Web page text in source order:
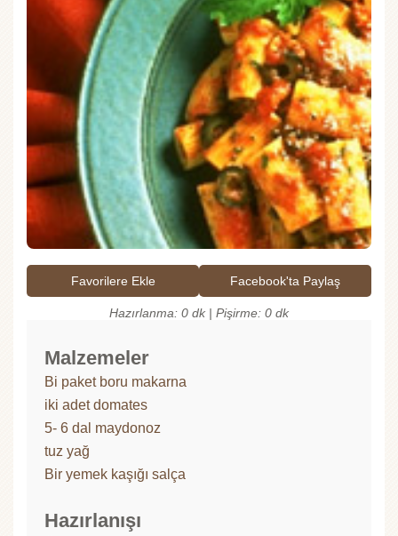
Favorilere Ekle Facebook'ta Paylaş
Hazırlanma: 0 dk | Pişirme: 0 dk
Malzemeler
Bi paket boru makarna
iki adet domates
5- 6 dal maydonoz
tuz yağ
Bir yemek kaşığı salça
Hazırlanışı